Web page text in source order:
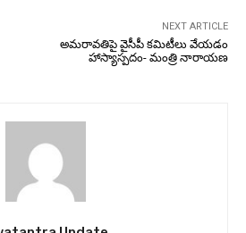
NEXT ARTICLE
అమరావతిపై వైసీపీ కమిటీలు వేయడం
హాస్యాస్పదం- మంత్రి నారాయణ